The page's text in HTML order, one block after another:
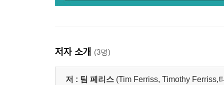
저자 소개 (3명)
저 : 팀 페리스 (Tim Ferriss, Timothy Ferriss,